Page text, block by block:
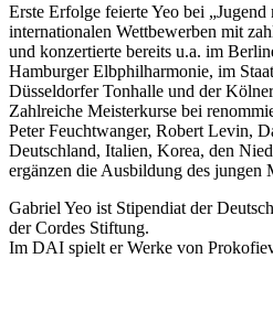
Erste Erfolge feierte Yeo bei
internationalen Wettbewerben mit
und konzertierte bereits u.a. im
Hamburger Elbphilharmonie, im
Düsseldorfer Tonhalle und der
Zahlreiche Meisterkurse bei
Peter Feuchtwanger, Robert Levin,
Deutschland, Italien, Korea, den
ergänzen die Ausbildung des jungen
Gabriel Yeo ist Stipendiat der
der Cordes Stiftung.
Im DAI spielt er Werke von